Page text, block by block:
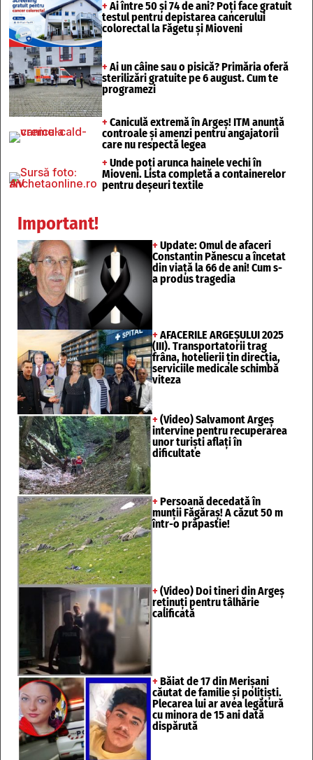
+ Ai între 50 și 74 de ani? Poți face gratuit
testul pentru depistarea cancerului
colorectal la Făgetu și Mioveni
+ Ai un câine sau o pisică? Primăria oferă
sterilizări gratuite pe 6 august. Cum te
programezi
+ Caniculă extremă în Argeș! ITM anunță
controale și amenzi pentru angajatorii
care nu respectă legea
+ Unde poți arunca hainele vechi în
Mioveni. Lista completă a containerelor
pentru deșeuri textile
Important!
+ Update: Omul de afaceri
Constantin Pănescu a încetat
din viață la 66 de ani! Cum s-
a produs tragedia
+ AFACERILE ARGEȘULUI 2025
(III). Transportatorii trag
frâna, hotelierii țin direcția,
serviciile medicale schimbă
viteza
+ (Video) Salvamont Argeș
intervine pentru recuperarea
unor turişti aflaţi în
dificultate
+ Persoană decedată în
munții Făgăraș! A căzut 50 m
într-o prăpastie!
+ (Video) Doi tineri din Argeș
reținuți pentru tâlhărie
calificată
+ Băiat de 17 din Merișani
căutat de familie și polițiști.
Plecarea lui ar avea legătură
cu minora de 15 ani dată
dispărută